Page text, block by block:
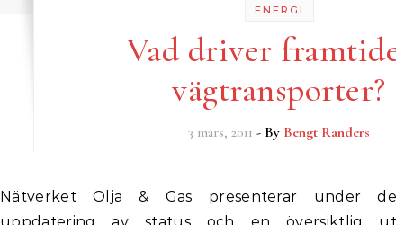
ENERGI
Vad driver
vägtransporter?
3 mars, 2011 - By Bengt Randers
Nätverket Olja & Gas presenterar under detta seminarium en